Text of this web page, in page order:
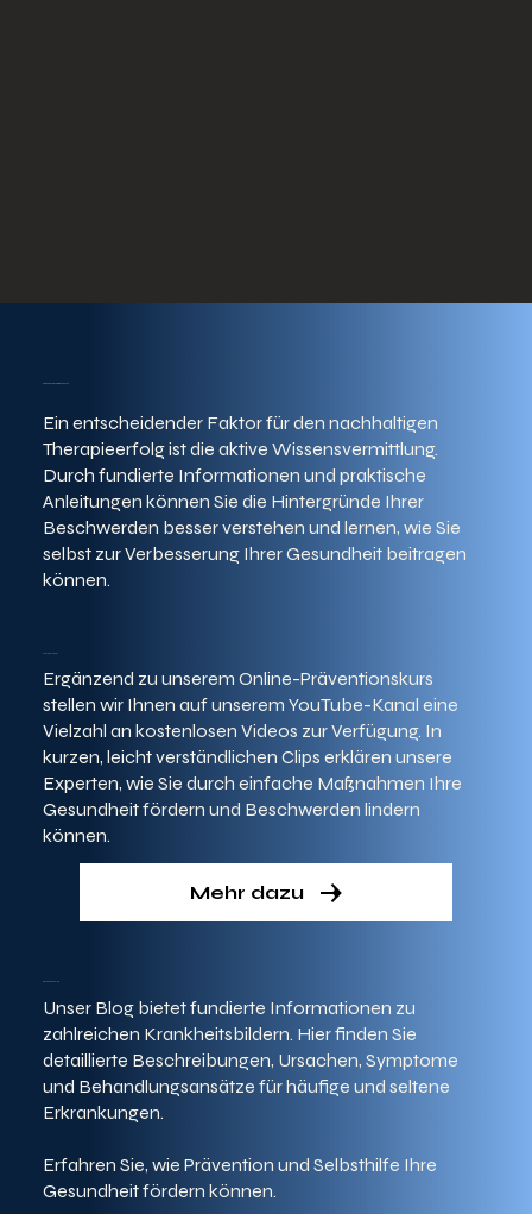
Ergänzend zu unserem Online-Präventionskurs
stellen wir Ihnen auf unserem YouTube-Kanal eine
Vielzahl an kostenlosen Videos zur Verfügung. In
kurzen, leicht verständlichen Clips erklären unsere
Experten, wie Sie durch einfache Maßnahmen Ihre
Gesundheit fördern und Beschwerden lindern
können.
Mehr dazu
Unser Blog bietet fundierte Informationen zu
zahlreichen Krankheitsbildern. Hier finden Sie
detaillierte Beschreibungen, Ursachen, Symptome
und Behandlungsansätze für häufige und seltene
Erkrankungen.
Erfahren Sie, wie Prävention und Selbsthilfe Ihre
Gesundheit fördern können.
Ein entscheidender Faktor für den nachhaltigen
Therapieerfolg ist die aktive Wissensvermittlung.
Durch fundierte Informationen und praktische
Anleitungen können Sie die Hintergründe Ihrer
Beschwerden besser verstehen und lernen, wie Sie
selbst zur Verbesserung Ihrer Gesundheit beitragen
können.